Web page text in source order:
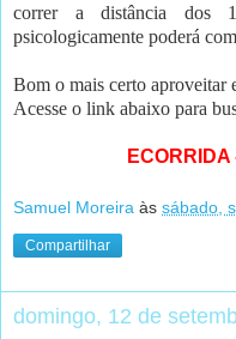
correr a distância dos
psicologicamente poderá
Bom o mais certo aproveitar
Acesse o link abaixo para
Samuel Moreira às sábado,
Compartilhar
domingo, 12 de